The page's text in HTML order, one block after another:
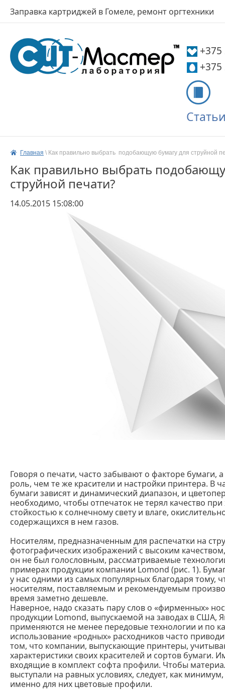
Заправка картриджей в Гомеле, ремонт оргтехники
Главная \ Как правильно выбрать  подобающую бумагу для струйной
Как правильно выбрать
струйной печати?
14.05.2015 15:08:00
Говоря о печати, часто забывают о факторе бумаги,
роль, чем те же красители и настройки принтера. В
бумаги зависят и динамический диапазон, и
необходимо, чтобы отпечаток не терял качество
стойкостью к солнечному свету и влаге,
содержащихся в нем газов.
Носителям, предназначенным для распечатки на
фотографических изображений с высоким
он не был голословным, рассматриваемые
примерах продукции компании Lomond (рис. 1).
у нас одними из самых популярных благодаря тому,
носителям, поставляемым и рекомендуемым
время заметно дешевле.
Наверное, надо сказать пару слов о «фирменных»
продукции Lomond, выпускаемой на заводах в США,
применяются не менее передовые технологии и по
использование «родных» расходников часто
том, что компании, выпускающие принтеры,
характеристики своих красителей и сортов бумаги.
входящие в комплект софта профили. Чтобы
выступали на равных условиях, следует, как
именно для них цветовые профили.